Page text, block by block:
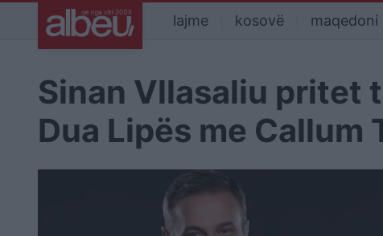
lajme kosovë maqedoni
Sinan Vllasaliu pritet
Dua Lipës me Callum